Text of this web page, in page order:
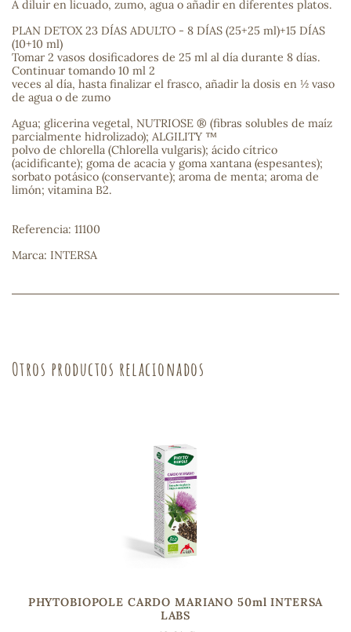
A diluir en licuado, zumo, agua o añadir en diferentes platos.
PLAN DETOX 23 DÍAS ADULTO - 8 DÍAS (25+25 ml)+15 DÍAS
(10+10 ml)
Tomar 2 vasos dosificadores de 25 ml al día durante 8 días.
Continuar tomando 10 ml 2
veces al día, hasta finalizar el frasco, añadir la dosis en ½ vaso
de agua o de zumo
Agua; glicerina vegetal, NUTRIOSE ® (fibras solubles de maíz
parcialmente hidrolizado); ALGILITY ™
polvo de chlorella (Chlorella vulgaris); ácido cítrico
(acidificante); goma de acacia y goma xantana (espesantes);
sorbato potásico (conservante); aroma de menta; aroma de
limón; vitamina B2.
Referencia: 11100
Marca: INTERSA
Otros productos relacionados
PHYTOBIOPOLE CARDO MARIANO 50ml INTERSA
LABS